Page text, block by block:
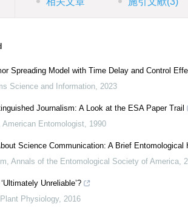
Spreading Model with Time Delay and Control
Science and Information, 2023
Journalism: A Look at the ESA Paper Trail
American Entomologist, 1990
Science Communication: A Brief Entomological
, Annals of the Entomological Society of America,
Unreliable’?
Plant Physiology, 2016